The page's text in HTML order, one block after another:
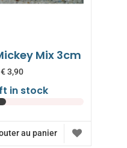
Mix 3cm
€3,90
in stock
au panier